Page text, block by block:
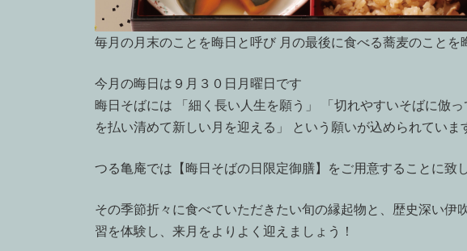
毎月の月末のことを晦日と呼び 月の最後に食べる蕎麦のことを
今月の晦日は９月３０日月曜日です
晦日そばには 「細く長い人生を願う」 「切れやすいそばに倣
を払い清めて新しい月を迎える」 という願いが込められていま
つる亀庵では【晦日そばの日限定御膳】をご用意することに致
その季節折々に食べていただきたい旬の縁起物と、歴史深い伊
習を体験し、来月をよりよく迎えましょう！